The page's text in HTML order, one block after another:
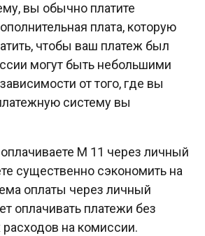
вы обычно платите
плата, которую
чтобы ваш платеж был
могут быть небольшими
от того, где вы
систему вы
М 11 через личный
существенно сэкономить на
оплаты через личный
оплачивать платежи без
на комиссии.